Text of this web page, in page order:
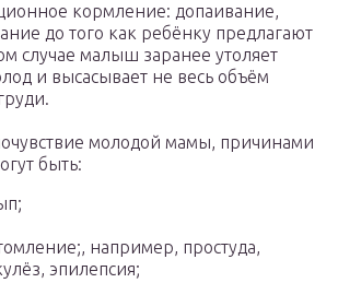
кормление: допаивание,
до того как ребёнку предлагают
случае малыш заранее утоляет
и высасывает не весь объём
молодой мамы, причинами
быть:
например, простуда,
эпилепсия;